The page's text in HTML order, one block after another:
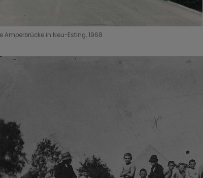
Amperbrücke in Neu-Esting, 1968